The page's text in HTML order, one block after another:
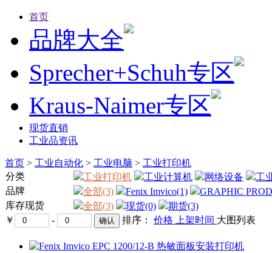
首页
品牌大全
Sprecher+Schuh专区
Kraus-Naimer专区
现货直销
工业品资讯
首页 > 工业自动化 > 工业电脑 > 工业打印机
分类
工业打印机 工业计算机 网络设备
工
品牌
全部(3) Fenix Imvico(1)
GRAPHIC
库存现货
全部(3) 现货(0)
期货(3)
￥
- 排序： 价格 上架时间 大图列表